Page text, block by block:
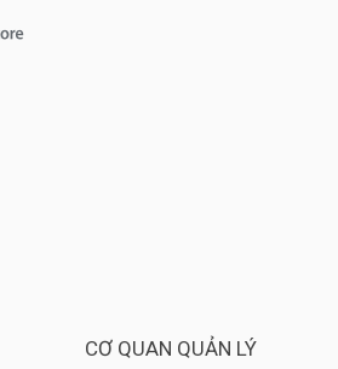
CƠ QUAN QUẢN LÝ